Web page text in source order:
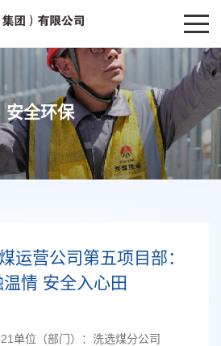
安全环保
运营公司第五项目部：
情 安全入心田
单位（部门）： 洗选煤分公司